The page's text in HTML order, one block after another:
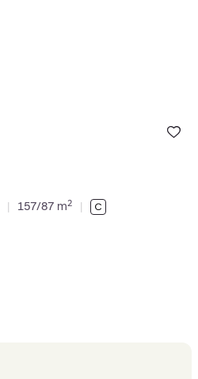
Bolig er
under dine
| 157/87 m2 |